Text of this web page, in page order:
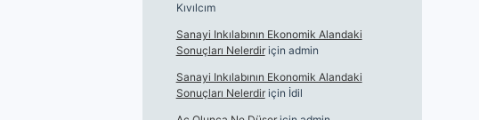
Kıvılcım
Sanayi Inkılabının Ekonomik Alandaki
Sonuçları Nelerdiriçin admin
Sanayi Inkılabının Ekonomik Alandaki
Sonuçları Nelerdiriçin İdil